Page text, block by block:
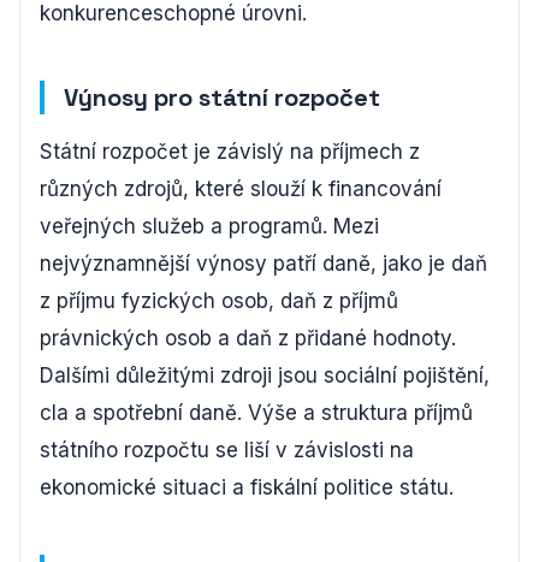
konkurenceschopné úrovni.
Výnosy pro státní rozpočet
Státní rozpočet je závislý na příjmech z
různých zdrojů, které slouží k financování
veřejných služeb a programů. Mezi
nejvýznamnější výnosy patří daně, jako je daň
z příjmu fyzických osob, daň z příjmů
právnických osob a daň z přidané hodnoty.
Dalšími důležitými zdroji jsou sociální pojištění,
cla a spotřební daně. Výše a struktura příjmů
státního rozpočtu se liší v závislosti na
ekonomické situaci a fiskální politice státu.